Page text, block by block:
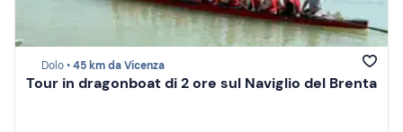
Dolo •45 km da Vicenza
Tour in dragonboat di 2 ore sul Naviglio del Brenta